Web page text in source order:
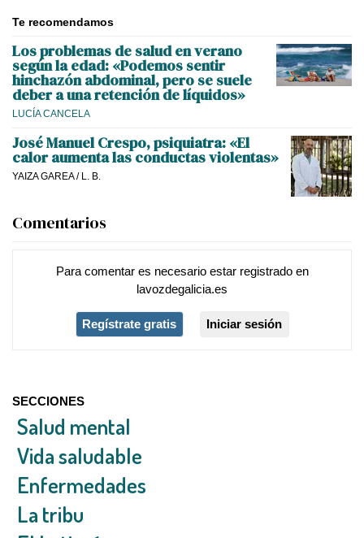
Te recomendamos
Los problemas de salud en verano
según la edad: «Podemos sentir
hinchazón abdominal, pero se suele
deber a una retención de líquidos»
LUCÍA CANCELA
José Manuel Crespo, psiquiatra: «El
calor aumenta las conductas violentas»
YAIZA GAREA/ L. B.
Comentarios
Para comentar es necesario estar registradoen
lavozdegalicia.es
Regístrate gratis Iniciar sesión
SECCIONES
Salud mental
Vida saludable
Enfermedades
La tribu